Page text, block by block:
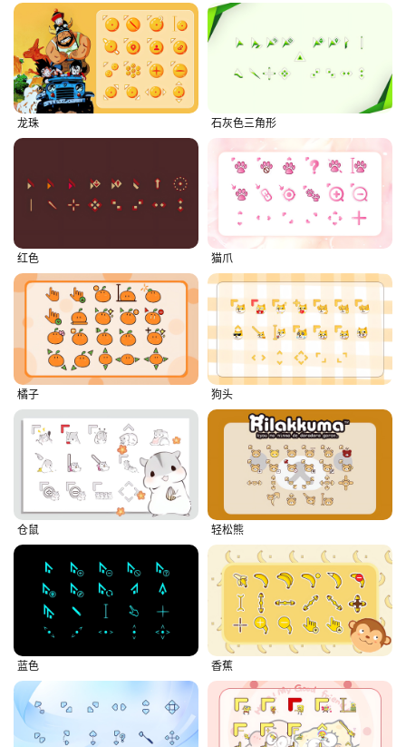
龙珠 石灰色三角形
红色 猫爪
橘子 狗头
仓鼠 轻松熊
蓝色 香蕉